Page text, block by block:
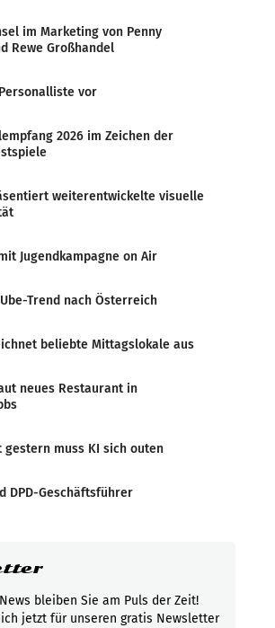
im Marketing von Penny
Rewe Großhandel
vor
2026 im Zeichen der
weiterentwickelte visuelle
Jugendkampagne on Air
Trend nach Österreich
beliebte Mittagslokale aus
neues Restaurant in
gestern muss KI sich outen
DPD-Geschäftsführer
bleiben Sie am Puls der Zeit!
jetzt für unseren gratis Newsletter